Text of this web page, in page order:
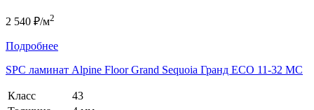
2 540 ₽/м2
Подробнее
SPC ламинат Alpine Floor Grand Sequoia Гранд ECO 11-32 MC
Класс
43